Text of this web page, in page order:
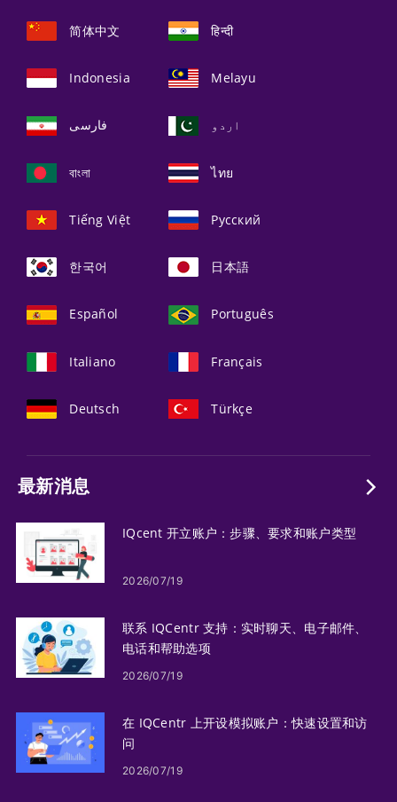
简体中文 हिन्दी
Indonesia Melayu
فارسی اردو
বাংলা ไทย
Tiếng Việt Русский
한국어 日本語
Español Português
Italiano Français
Deutsch Türkçe
最新消息
IQcent 开立账户：步骤、要求和账户类型
2026/07/19
联系 IQCentr 支持：实时聊天、电子邮件、
电话和帮助选项
2026/07/19
在 IQCentr 上开设模拟账户：快速设置和访
问
2026/07/19